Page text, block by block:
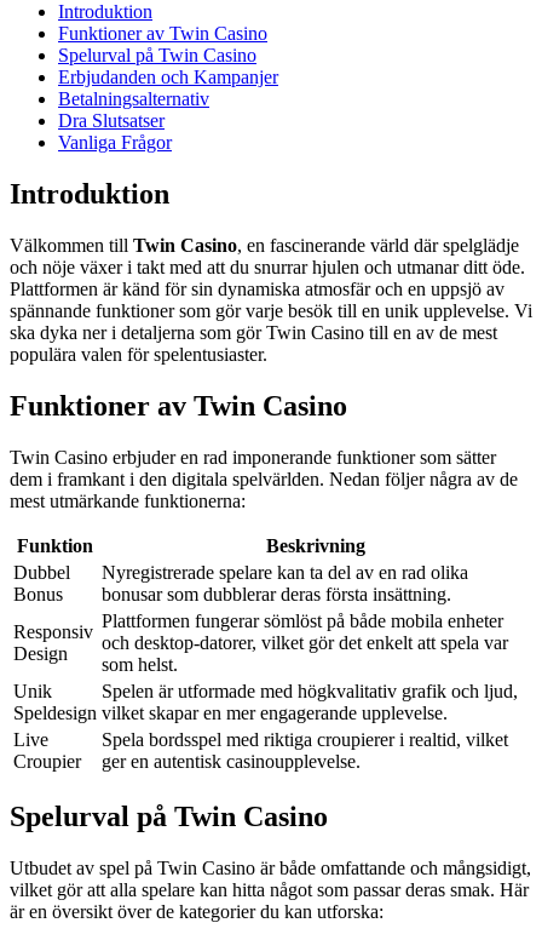
Introduktion
Funktioner av Twin Casino
Spelurval på Twin Casino
Erbjudanden och Kampanjer
Betalningsalternativ
Dra Slutsatser
Vanliga Frågor
Introduktion
Välkommen till Twin Casino, en fascinerande värld där spelglädje
och nöje växer i takt med att du snurrar hjulen och utmanar ditt öde.
Plattformen är känd för sin dynamiska atmosfär och en uppsjö av
spännande funktioner som gör varje besök till en unik upplevelse. Vi
ska dyka ner i detaljerna som gör Twin Casino till en av de mest
populära valen för spelentusiaster.
Funktioner av Twin Casino
Twin Casino erbjuder en rad imponerande funktioner som sätter
dem i framkant i den digitala spelvärlden. Nedan följer några av de
mest utmärkande funktionerna:
Funktion
Beskrivning
Dubbel
Bonus
Nyregistrerade spelare kan ta del av en rad olika
bonusar som dubblerar deras första insättning.
Responsiv
Design
Plattformen fungerar sömlöst på både mobila enheter
och desktop-datorer, vilket gör det enkelt att spela var
som helst.
Unik
Speldesign
Spelen är utformade med högkvalitativ grafik och ljud,
vilket skapar en mer engagerande upplevelse.
Live
Croupier
Spela bordsspel med riktiga croupierer i realtid, vilket
ger en autentisk casinoupplevelse.
Spelurval på Twin Casino
Utbudet av spel på Twin Casino är både omfattande och mångsidigt,
vilket gör att alla spelare kan hitta något som passar deras smak. Här
är en översikt över de kategorier du kan utforska: